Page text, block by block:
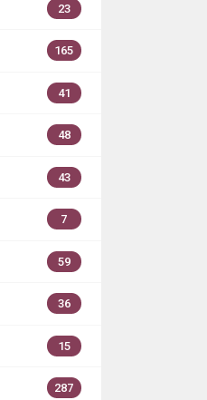
23
165
41
48
43
7
59
36
15
287